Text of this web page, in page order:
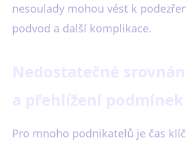
nesoulady mohou vést k
podvod a další komplikace.
Pro mnoho podnikatelů je čas